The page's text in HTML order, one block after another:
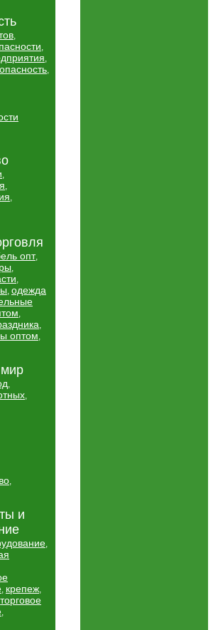
,
,
,
,
,
,
,
опт,
,
,
, одежда
,
,
оптом,
,
,
,
и
,
, крепеж,
торговое
,